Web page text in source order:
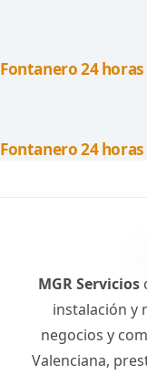
Fontanero 24
Fontanero 24 horas
MGR Servicios
instalación y
negocios y
Valenciana,